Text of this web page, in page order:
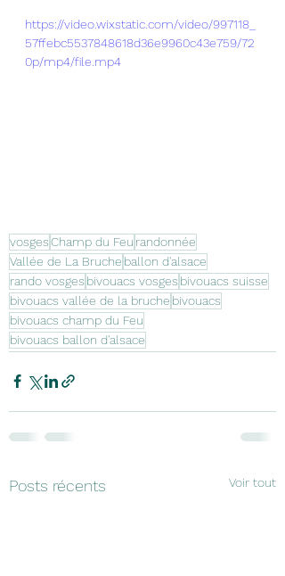
https://video.wixstatic.com/video/997118_
57ffebc5537848618d36e9960c43e759/72
0p/mp4/file.mp4
vosgesChamp du Feu randonnée
Vallée de La Bruche ballon d'alsace
rando vosges bivouacs vosges bivouacs suisse
bivouacs vallée de la bruche bivouacs
bivouacs champ du Feu
bivouacs ballon d'alsace
Posts récents Voir tout